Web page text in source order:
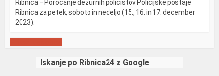
Ribnica – Poročanje dežurnih policistov Policijske postaje
Ribnica za petek, soboto in nedeljo (15., 16. in 17. december
2023):
Iskanje po Ribnica24 z Google